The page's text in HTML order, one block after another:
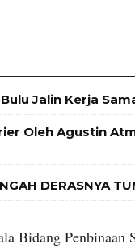
Jalin Kerja
Oleh Agustin
DERASNYA
Bidang